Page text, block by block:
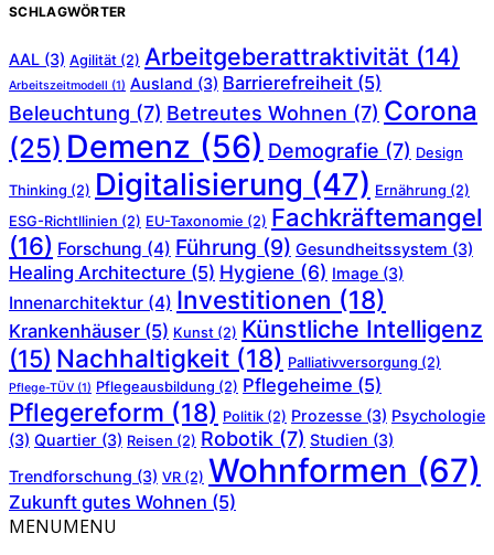
SCHLAGWÖRTER
AAL (3) Agilität (2) Arbeitgeberattraktivität (14)
Arbeitszeitmodell (1) Ausland (3) Barrierefreiheit (5)
Beleuchtung (7) Betreutes Wohnen (7) Corona
(25) Demenz (56) Demografie (7) Design
Thinking (2) Digitalisierung (47) Ernährung (2)
ESG-Richtllinien (2) EU-Taxonomie (2) Fachkräftemangel
(16) Forschung (4) Führung (9) Gesundheitssystem (3)
Healing Architecture (5) Hygiene (6) Image (3)
Innenarchitektur (4) Investitionen (18)
Krankenhäuser (5) Kunst (2) Künstliche Intelligenz
(15) Nachhaltigkeit (18) Palliativversorgung (2)
Pflege-TÜV (1) Pflegeausbildung (2) Pflegeheime (5)
Pflegereform (18) Politik (2) Prozesse (3) Psychologie
(3) Quartier (3) Reisen (2) Robotik (7) Studien (3)
Trendforschung (3) VR (2) Wohnformen (67)
Zukunft gutes Wohnen (5)
MENUMENU